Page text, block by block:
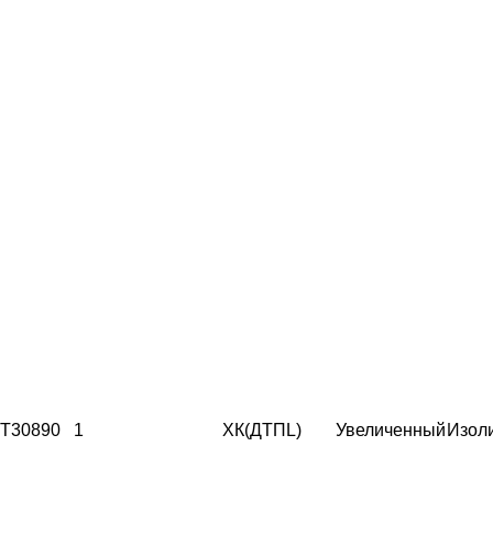
T30890 1 ХК(ДТПL) Увеличенный